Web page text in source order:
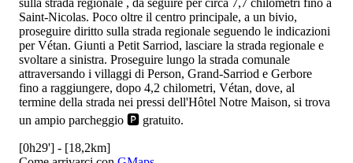
sulla strada regionale , da seguire per circa 7,7 chilometri fino a
Saint-Nicolas. Poco oltre il centro principale, a un bivio,
proseguire diritto sulla strada regionale seguendo le indicazioni
per Vétan. Giunti a Petit Sarriod, lasciare la strada regionale e
svoltare a sinistra. Proseguire lungo la strada comunale
attraversando i villaggi di Person, Grand-Sarriod e Gerbore
fino a raggiungere, dopo 4,2 chilometri, Vétan, dove, al
termine della strada nei pressi dell'Hôtel Notre Maison, si trova
un ampio parcheggio 🅿️ gratuito.
[0h29'] - [18,2km]